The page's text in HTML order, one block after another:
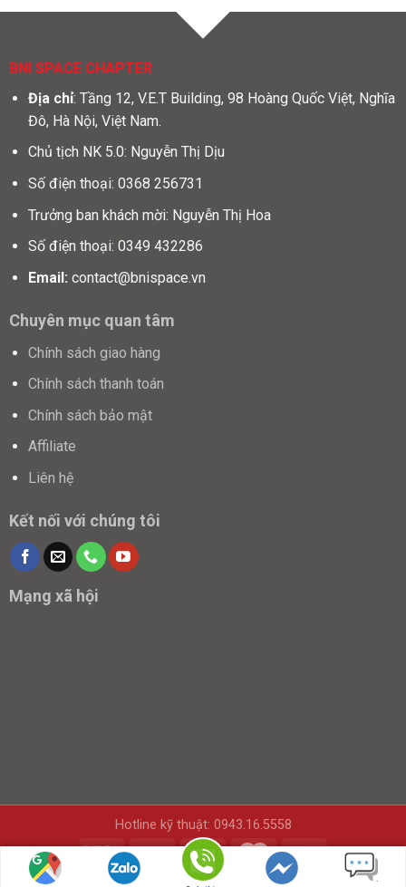
BNI SPACE CHAPTER
Địa chỉ: Tầng 12, V.E.T Building, 98 Hoàng Quốc Việt, Nghĩa
Đô, Hà Nội, Việt Nam.
Chủ tịch NK 5.0: Nguyễn Thị Dịu
Số điện thoại: 0368 256731
Trưởng ban khách mời: Nguyễn Thị Hoa
Số điện thoại: 0349 432286
Email: contact@bnispace.vn
Chuyên mục quan tâm
Chính sách giao hàng
Chính sách thanh toán
Chính sách bảo mật
Affiliate
Liên hệ
Kết nối với chúng tôi
Mạng xã hội
Hotline kỹ thuật: 0943.16.5558
Copyright 2026 © bnispace.vn